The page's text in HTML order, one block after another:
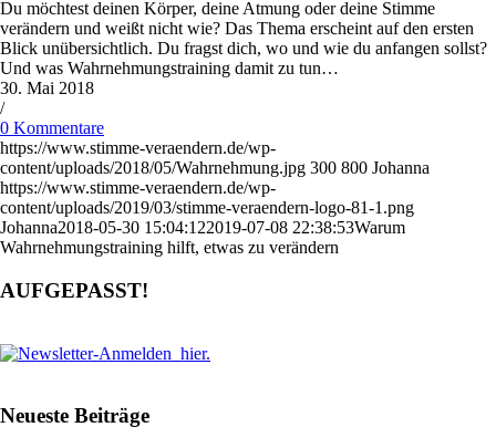
Du möchtest deinen Körper, deine Atmung oder deine Stimme
verändern und weißt nicht wie? Das Thema erscheint auf den ersten
Blick unübersichtlich. Du fragst dich, wo und wie du anfangen sollst?
Und was Wahrnehmungstraining damit zu tun…
30. Mai 2018
/
0 Kommentare
https://www.stimme-veraendern.de/wp-
content/uploads/2018/05/Wahrnehmung.jpg 300 800 Johanna
https://www.stimme-veraendern.de/wp-
content/uploads/2019/03/stimme-veraendern-logo-81-1.png
Johanna2018-05-30 15:04:122019-07-08 22:38:53Warum
Wahrnehmungstraining hilft, etwas zu verändern
AUFGEPASST!
Neueste Beiträge